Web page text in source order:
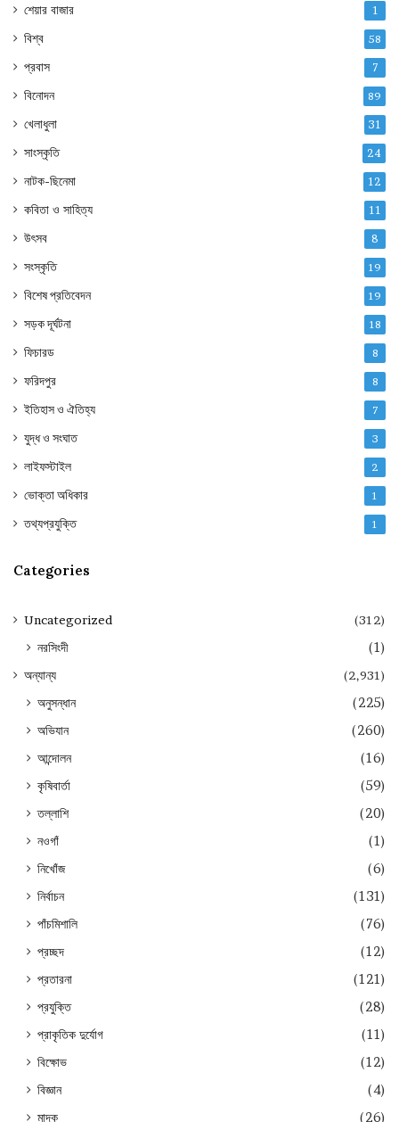
শেয়ার বাজার 1
বিশ্ব 58
প্রবাস 7
বিনোদন 89
খেলাধুলা 31
সাংস্কৃতি 24
নাটক-ছিনেমা 12
কবিতা ও সাহিত্য 11
উৎসব 8
সংস্কৃতি 19
বিশেষ প্রতিবেদন 19
সড়ক দূর্ঘটনা 18
ফিচারড 8
ফরিদপুর 8
ইতিহাস ও ঐতিহ্য 7
যুদ্ধ ও সংঘাত 3
লাইফস্টাইল 2
ভোক্তা অধিকার 1
তথ্যপ্রযুক্তি 1
Categories
Uncategorized (312)
নরসিংদী (1)
অন্যান্য (2,931)
অনুসন্ধান
(225)
অভিযান
(260)
আন্দোলন
(16)
কৃষিবার্তা
(59)
তল্লাশি
(20)
নওগাঁ
(1)
নিখোঁজ
(6)
নির্বাচন
(131)
পাঁচমিশালি
(76)
প্রচ্ছদ
(12)
প্রতারনা
(121)
প্রযুক্তি
(28)
প্রাকৃতিক দুর্যোগ
(11)
বিক্ষোভ
(12)
বিজ্ঞান
(4)
মাদক
(26)